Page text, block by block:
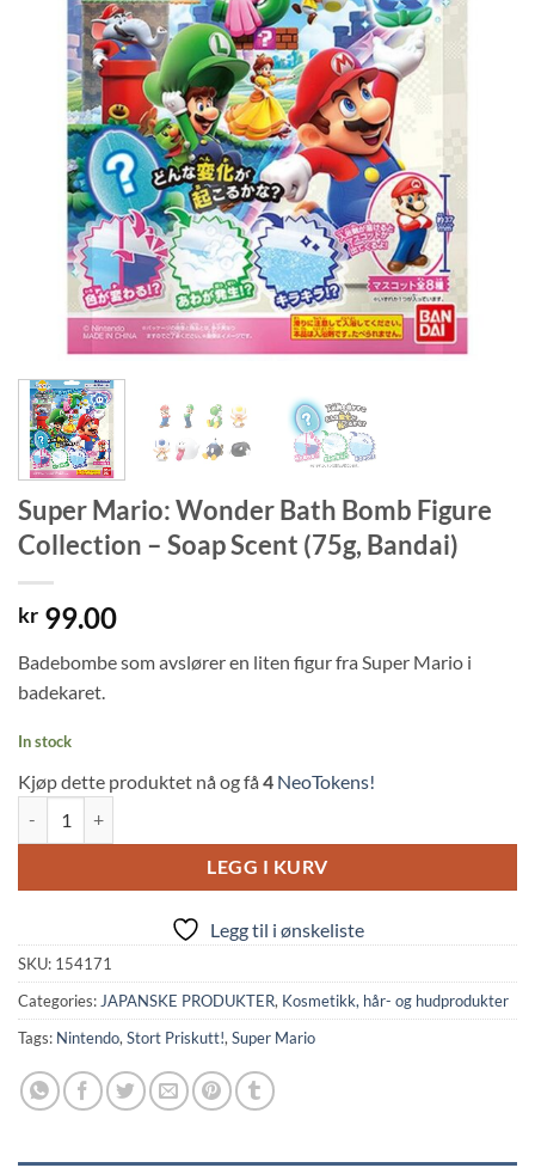
Super Mario: Wonder Bath Bomb Figure
Collection – Soap Scent (75g, Bandai)
kr 99.00
Badebombe som avslører en liten figur fra Super Mario i
badekaret.
In stock
Kjøp dette produktet nå og få 4 NeoTokens!
LEGG I KURV
Legg til i ønskeliste
SKU: 154171
Categories:JAPANSKE PRODUKTER, Kosmetikk, hår- og hudprodukter
Tags: Nintendo,Stort Priskutt!,Super Mario